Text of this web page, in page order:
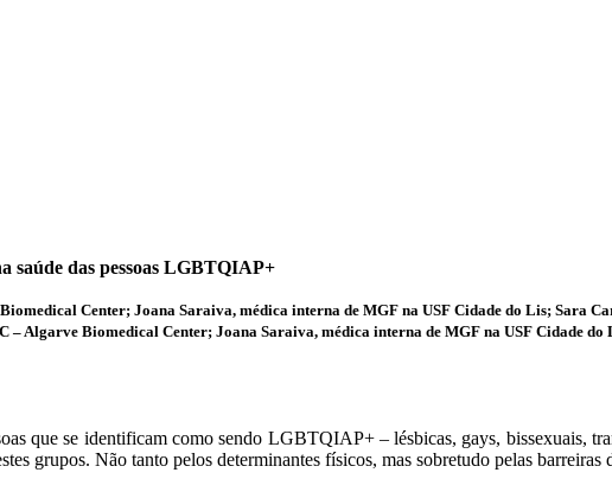
saúde das pessoas LGBTQIAP+
Center; Joana Saraiva, médica interna de MGF na USF Cidade do Lis; Sara
Algarve Biomedical Center; Joana Saraiva, médica interna de MGF na USF Cidade do
que se identificam como sendo LGBTQIAP+ – lésbicas, gays, bissexuais,
grupos. Não tanto pelos determinantes físicos, mas sobretudo pelas barreiras